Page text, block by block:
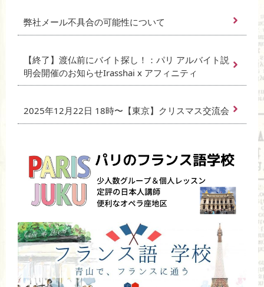
弊社メール不具合の可能性について
【終了】渡仏前にバイト探し！：パリ アルバイト説
明会開催のお知らせIrasshai x アフィニティ
2025年12月22日 18時〜【東京】クリスマス交流会